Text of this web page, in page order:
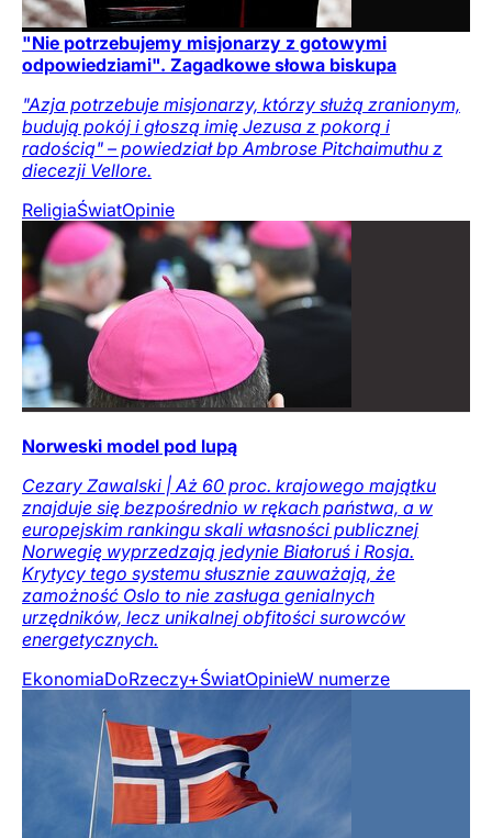
"Nie potrzebujemy misjonarzy z gotowymi
odpowiedziami". Zagadkowe słowa biskupa
"Azja potrzebuje misjonarzy, którzy służą zranionym,
budują pokój i głoszą imię Jezusa z pokorą i
radością" – powiedział bp Ambrose Pitchaimuthu z
diecezji Vellore.
ReligiaŚwiatOpinie
Norweski model pod lupą
Cezary Zawalski | Aż 60 proc. krajowego majątku
znajduje się bezpośrednio w rękach państwa, a w
europejskim rankingu skali własności publicznej
Norwegię wyprzedzają jedynie Białoruś i Rosja.
Krytycy tego systemu słusznie zauważają, że
zamożność Oslo to nie zasługa genialnych
urzędników, lecz unikalnej obfitości surowców
energetycznych.
EkonomiaDoRzeczy+ŚwiatOpinieW numerze